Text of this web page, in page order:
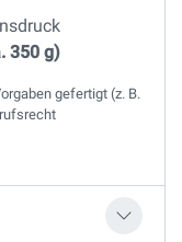
350 g)
gefertigt (z. B.